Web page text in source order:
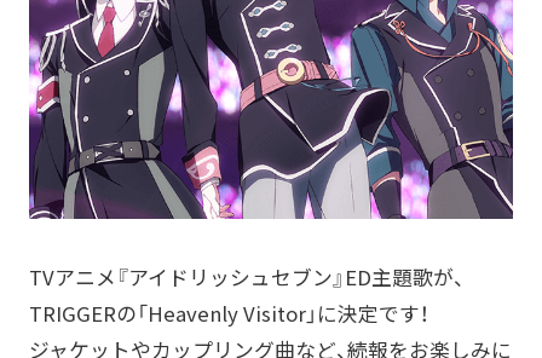
TVアニメ『アイドリッシュセブン』ED主題歌が、
TRIGGERの「Heavenly Visitor」に決定です！
ジャケットやカップリング曲など、続報をお楽しみに